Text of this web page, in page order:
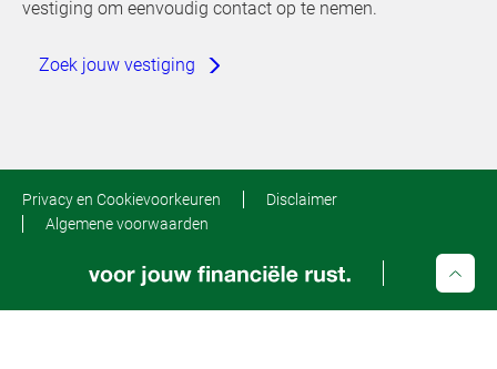
vestiging om eenvoudig contact op te nemen.
Zoek jouw vestiging
Privacy en Cookievoorkeuren
Disclaimer
Algemene voorwaarden